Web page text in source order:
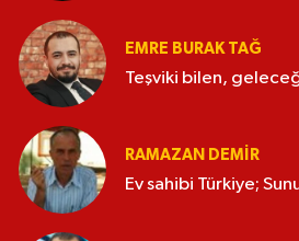
EMRE BURAK TAĞ
Teşviki bilen,
RAMAZAN DEMİR
Ev sahibi Türkiye;